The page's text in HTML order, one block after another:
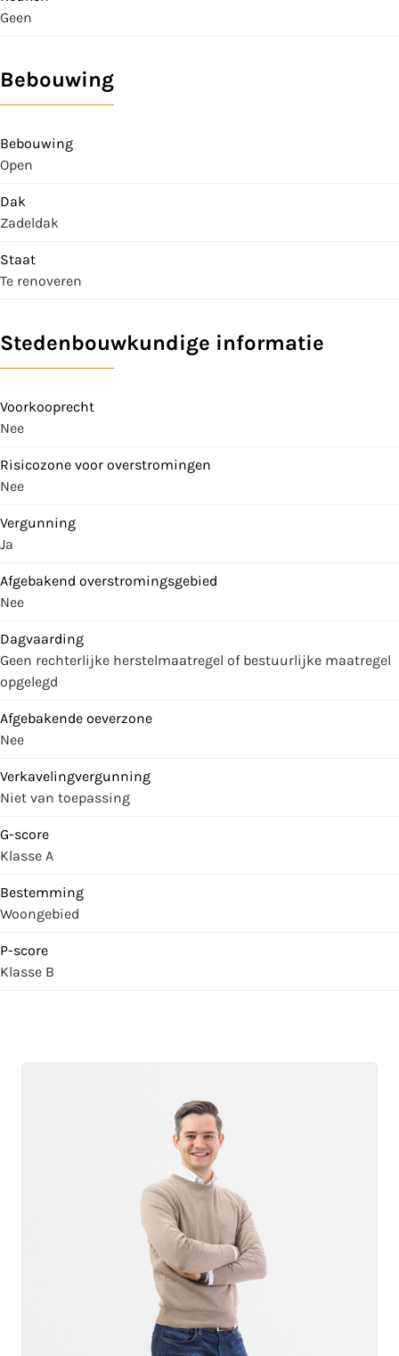
Geen
Bebouwing
Bebouwing
Open
Dak
Zadeldak
Staat
Te renoveren
Stedenbouwkundige informatie
Voorkooprecht
Nee
Risicozone voor overstromingen
Nee
Vergunning
Ja
Afgebakend overstromingsgebied
Nee
Dagvaarding
Geen rechterlijke herstelmaatregel of bestuurlijke maatregel
opgelegd
Afgebakende oeverzone
Nee
Verkavelingvergunning
Niet van toepassing
G-score
Klasse A
Bestemming
Woongebied
P-score
Klasse B